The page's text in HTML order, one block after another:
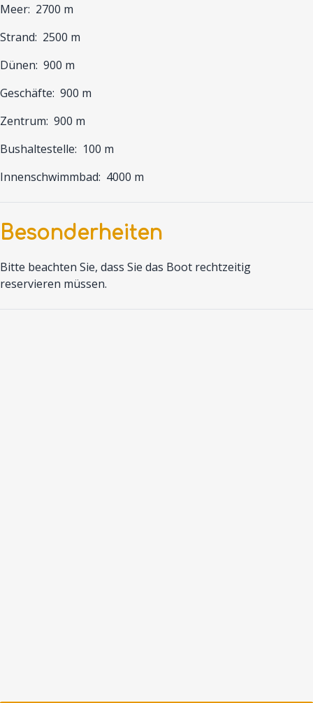
Meer: 2700 m
Strand: 2500 m
Dünen: 900 m
Geschäfte: 900 m
Zentrum: 900 m
Bushaltestelle: 100 m
Innenschwimmbad: 4000 m
Besonderheiten
Bitte beachten Sie, dass Sie das Boot rechtzeitig
reservieren müssen.